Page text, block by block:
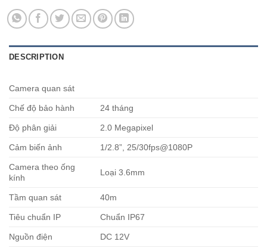
DESCRIPTION
Camera quan sát
Chế độ bảo hành 24 tháng
Độ phân giải 2.0 Megapixel
Cảm biến ảnh 1/2.8”, 25/30fps@1080P
Camera theo ống
kính
Loại 3.6mm
Tầm quan sát 40m
Tiêu chuẩn IP Chuẩn IP67
Nguồn điện DC 12V